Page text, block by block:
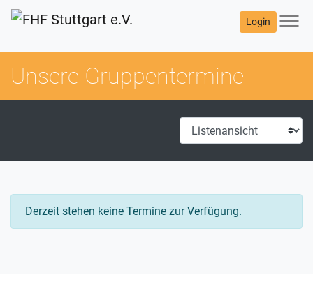
Login menu
Unsere Gruppentermine
Derzeit stehen keine Termine zur Verfügung.